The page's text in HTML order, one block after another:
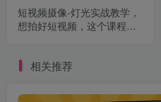
短视频摄像-灯光实战教学，
想拍好短视频，这个课程一
相关推荐